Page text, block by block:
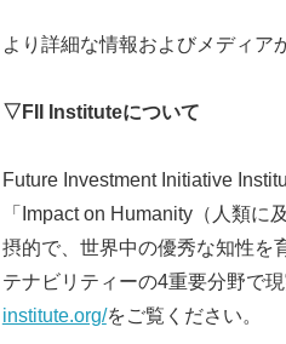
より詳細な情報およびメディア
▽ FII Instituteについて
Future Investment Initiative
「Impact on Humanity（人類
摂的で、世界中の優秀な知性を
テナビリティーの4重要分野で
institute.org/をご覧ください。